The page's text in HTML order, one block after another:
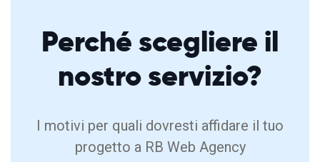
Perchéscegliere il
nostro servizio?
I motivi per quali dovresti affidare il tuo
progetto a RB Web Agency